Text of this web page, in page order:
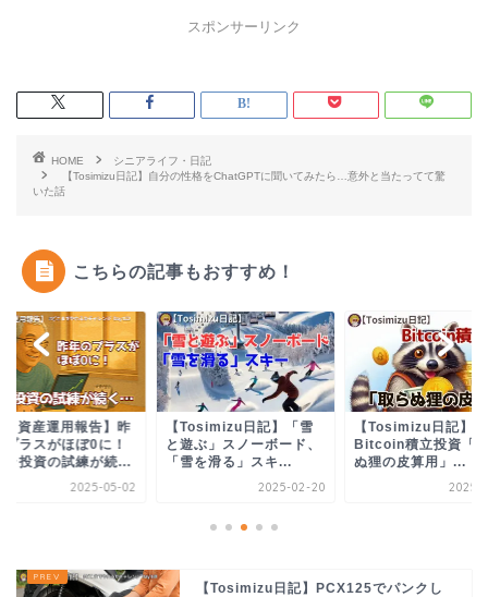
スポンサーリンク
HOME
シニアライフ・日記
【Tosimizu日記】自分の性格をChatGPTに聞いてみたら…意外と当たってて驚
いた話
こちらの記事もおすすめ！
資産運用報告】昨
プラスがほぼ0に！
ラ投資の試練が続...
2025-05-02
【Tosimizu日記】「雪
と遊ぶ」スノーボード、
「雪を滑る」スキ...
2025-02-20
【Tosimizu日記】
Bitcoin積立投資「
ぬ狸の皮算用」...
2025-
【Tosimizu日記】PCX125でパンクし